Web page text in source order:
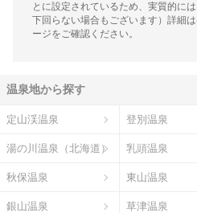
とに設定されているため、実質的に
下回らない場合もございます）詳細
ージをご確認ください。
温泉地から探す
定山渓温泉 登別温泉
湯の川温泉（北海道） 乳頭温泉
秋保温泉 東山温泉
銀山温泉 草津温泉